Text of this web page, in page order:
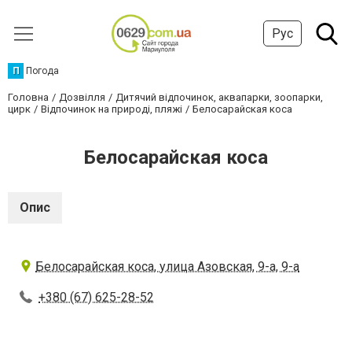
Рус
П Погода
Головна Дозвілля
Дитячий відпочинок, аквапарки, зоопарки,
цирк
Відпочинок на природі, пляжі Белосарайская коса
Белосарайская коса
Опис
Белосарайская коса, улица Азовская, 9-а, 9-а
+380 (67) 625-28-52